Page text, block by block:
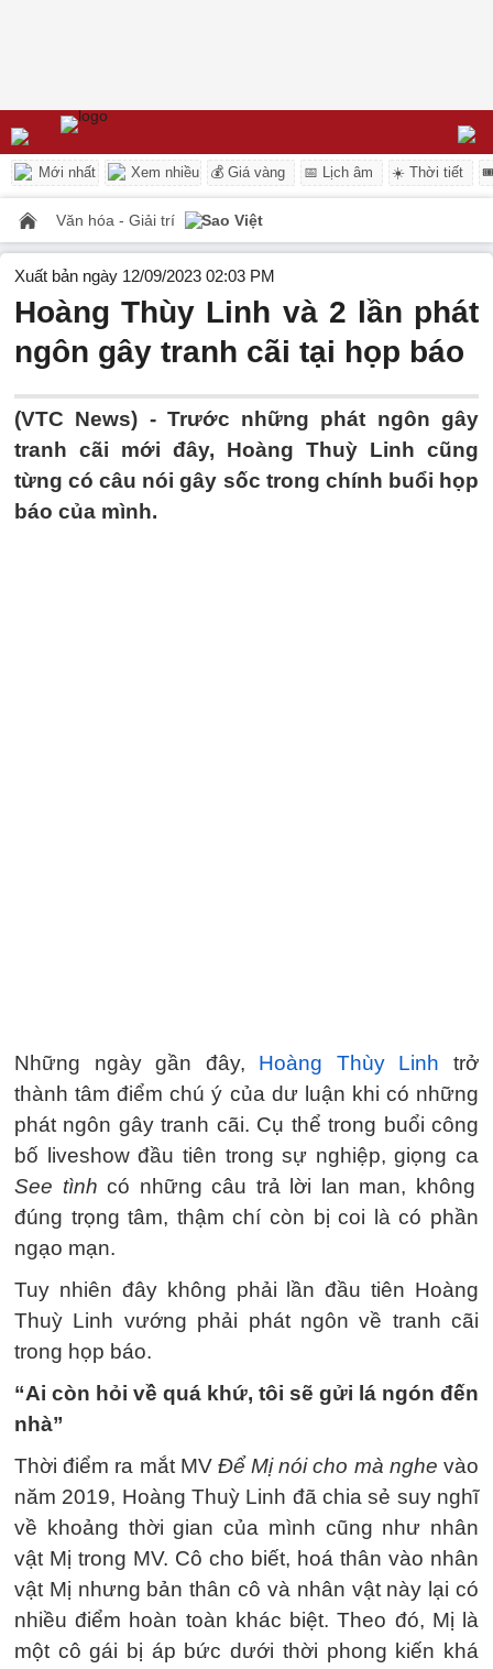
Mới nhất Xem nhiều 💰 Giá vàng 📅 Lịch âm ☀️ Thời tiết
Văn hóa - Giải trí Sao Việt
Xuất bản ngày 12/09/2023 02:03 PM
Hoàng Thùy Linh và 2 lần phát
ngôn gây tranh cãi tại họp báo
(VTC News) - Trước những phát ngôn gây
tranh cãi mới đây, Hoàng Thuỳ Linh cũng
từng có câu nói gây sốc trong chính buổi họp
báo của mình.
Những ngày gần đây, Hoàng Thùy Linh trở
thành tâm điểm chú ý của dư luận khi có những
phát ngôn gây tranh cãi. Cụ thể trong buổi công
bố liveshow đầu tiên trong sự nghiệp, giọng ca
See tình có những câu trả lời lan man, không
đúng trọng tâm, thậm chí còn bị coi là có phần
ngạo mạn.
Tuy nhiên đây không phải lần đầu tiên Hoàng
Thuỳ Linh vướng phải phát ngôn về tranh cãi
trong họp báo.
“Ai còn hỏi về quá khứ, tôi sẽ gửi lá ngón đến
nhà”
Thời điểm ra mắt MV Để Mị nói cho mà nghe vào
năm 2019, Hoàng Thuỳ Linh đã chia sẻ suy nghĩ
về khoảng thời gian của mình cũng như nhân
vật Mị trong MV. Cô cho biết, hoá thân vào nhân
vật Mị nhưng bản thân cô và nhân vật này lại có
nhiều điểm hoàn toàn khác biệt. Theo đó, Mị là
một cô gái bị áp bức dưới thời phong kiến khá